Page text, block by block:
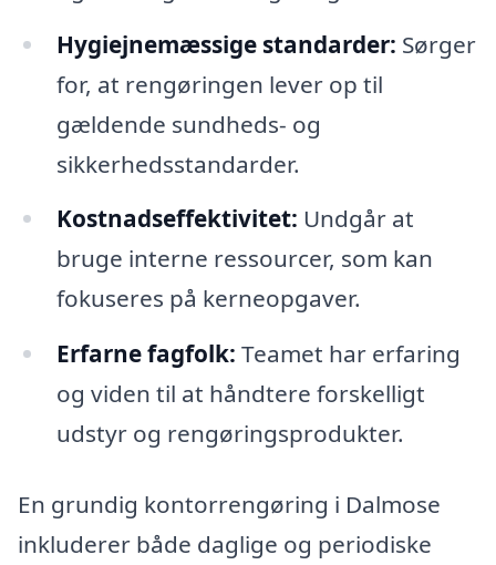
Hygiejnemæssige standarder: Sørger
for, at rengøringen lever op til
gældende sundheds- og
sikkerhedsstandarder.
Kostnadseffektivitet: Undgår at
bruge interne ressourcer, som kan
fokuseres på kerneopgaver.
Erfarne fagfolk: Teamet har erfaring
og viden til at håndtere forskelligt
udstyr og rengøringsprodukter.
En grundig kontorrengøring i Dalmose
inkluderer både daglige og periodiske